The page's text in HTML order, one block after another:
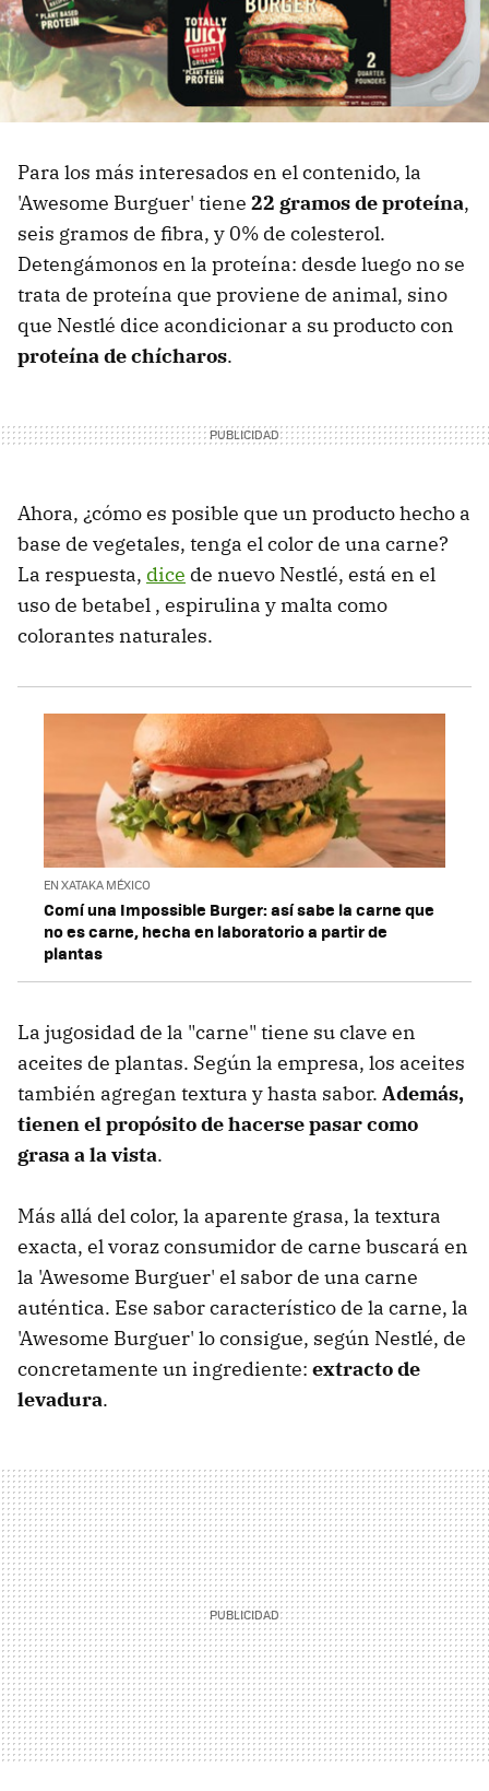
Para los más interesados en el contenido, la
'Awesome Burguer' tiene 22 gramos de proteína,
seis gramos de fibra, y 0% de colesterol.
Detengámonos en la proteína: desde luego no se
trata de proteína que proviene de animal, sino
que Nestlé dice acondicionar a su producto con
proteína de chícharos.
Ahora, ¿cómo es posible que un producto hecho a
base de vegetales, tenga el color de una carne?
La respuesta, dice de nuevo Nestlé, está en el
uso de betabel , espirulina y malta como
colorantes naturales.
EN XATAKA MÉXICO
Comí una Impossible Burger: así sabe la carne que
no es carne, hecha en laboratorio a partir de
plantas
La jugosidad de la "carne" tiene su clave en
aceites de plantas. Según la empresa, los aceites
también agregan textura y hasta sabor. Además,
tienen el propósito de hacerse pasar como
grasa a la vista.
Más allá del color, la aparente grasa, la textura
exacta, el voraz consumidor de carne buscará en
la 'Awesome Burguer' el sabor de una carne
auténtica. Ese sabor característico de la carne, la
'Awesome Burguer' lo consigue, según Nestlé, de
concretamente un ingrediente: extracto de
levadura.